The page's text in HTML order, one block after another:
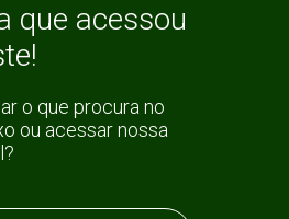
que acessou
o que procura no
ou acessar nossa